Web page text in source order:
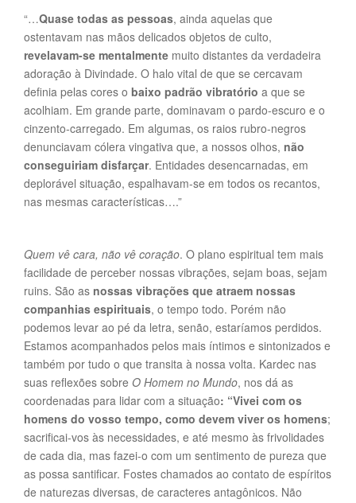
“…Quase todas as pessoas, ainda aquelas que
ostentavam nas mãos delicados objetos de culto,
revelavam-se mentalmente muito distantes da verdadeira
adoração à Divindade. O halo vital de que se cercavam
definia pelas cores o baixo padrão vibratório a que se
acolhiam. Em grande parte, dominavam o pardo-escuro e o
cinzento-carregado. Em algumas, os raios rubro-negros
denunciavam cólera vingativa que, a nossos olhos, não
conseguiriam disfarçar. Entidades desencarnadas, em
deplorável situação, espalhavam-se em todos os recantos,
nas mesmas características….”
Quem vê cara, não vê coração. O plano espiritual tem mais
facilidade de perceber nossas vibrações, sejam boas, sejam
ruins. São as nossas vibrações que atraem nossas
companhias espirituais, o tempo todo. Porém não
podemos levar ao pé da letra, senão, estaríamos perdidos.
Estamos acompanhados pelos mais íntimos e sintonizados e
também por tudo o que transita à nossa volta. Kardec nas
suas reflexões sobre O Homem no Mundo, nos dá as
coordenadas para lidar com a situação: “Vivei com os
homens do vosso tempo, como devem viver os homens;
sacrificai-vos às necessidades, e até mesmo às frivolidades
de cada dia, mas fazei-o com um sentimento de pureza que
as possa santificar. Fostes chamados ao contato de espíritos
de naturezas diversas, de caracteres antagônicos. Não